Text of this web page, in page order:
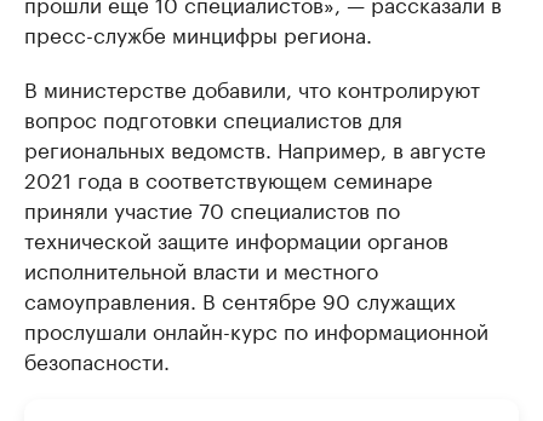
пресс-службе минцифры региона.
В министерстве добавили, что контролируют
вопрос подготовки специалистов для
региональных ведомств. Например, в августе
2021 года в соответствующем семинаре
приняли участие 70 специалистов по
технической защите информации органов
исполнительной власти и местного
самоуправления. В сентябре 90 служащих
прослушали онлайн-курс по информационной
безопасности.